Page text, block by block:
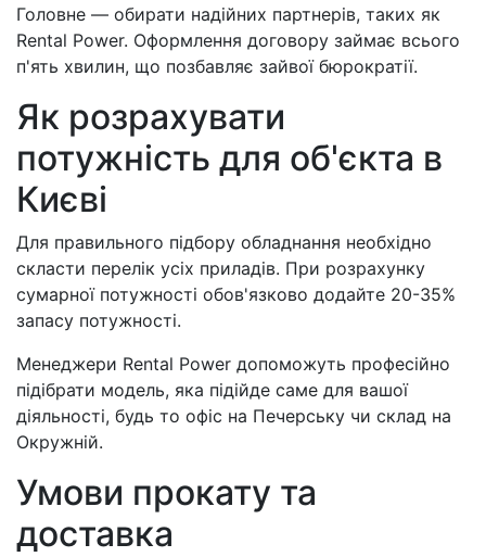
Головне — обирати надійних партнерів, таких як
Rental Power. Оформлення договору займає всього
п'ять хвилин, що позбавляє зайвої бюрократії.
Як розрахувати
потужність для об'єкта в
Києві
Для правильного підбору обладнання необхідно
скласти перелік усіх приладів. При розрахунку
сумарної потужності обов'язково додайте 20-35%
запасу потужності.
Менеджери Rental Power допоможуть професійно
підібрати модель, яка підійде саме для вашої
діяльності, будь то офіс на Печерську чи склад на
Окружній.
Умови прокату та
доставка